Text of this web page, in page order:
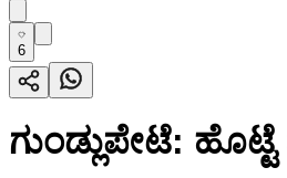
6
ಗುಂಡ್ಲುಪೇಟೆ: